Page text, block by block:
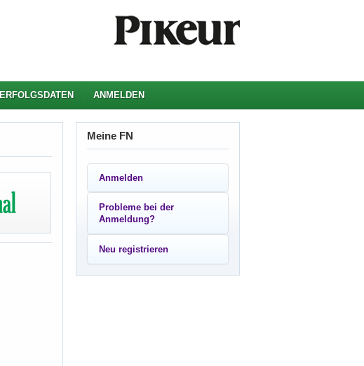
ERFOLGSDATEN ANMELDEN
Meine FN
Anmelden
Probleme bei der
Anmeldung?
Neu registrieren